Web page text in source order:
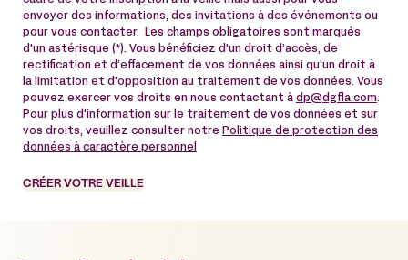
envoyer des informations, des invitations à des événements ou
pour vous contacter. Les champs obligatoires sont marqués
d'un astérisque (*). Vous bénéficiez d'un droit d’accès, de
rectification et d’effacement de vos données ainsi qu'un droit à
la limitation et d'opposition au traitement de vos données. Vous
pouvez exercer vos droits en nous contactant à dp@dgfla.com.
Pour plus d'information sur le traitement de vos données et sur
vos droits, veuillez consulter notre Politique de protection des
données à caractère personnel
CRÉER VOTRE VEILLE